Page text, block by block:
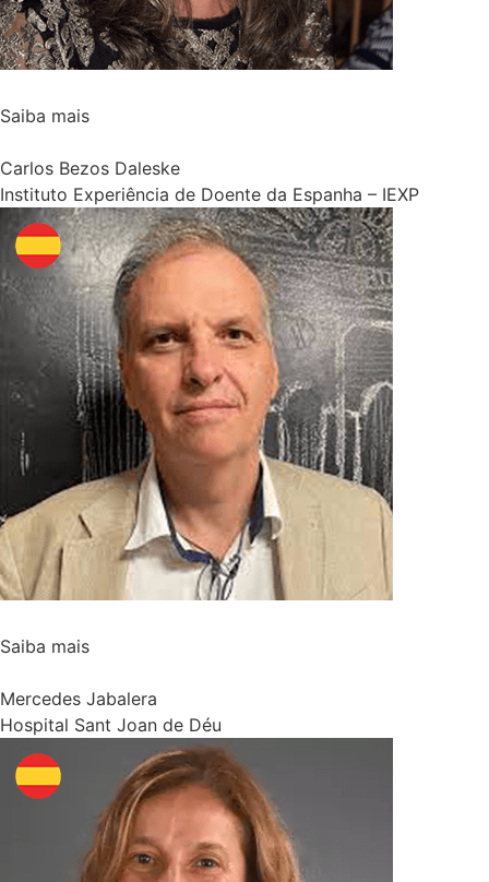
Saiba mais
Carlos Bezos Daleske
Instituto Experiência de Doente da Espanha – IEXP
Saiba mais
Mercedes Jabalera
Hospital Sant Joan de Déu